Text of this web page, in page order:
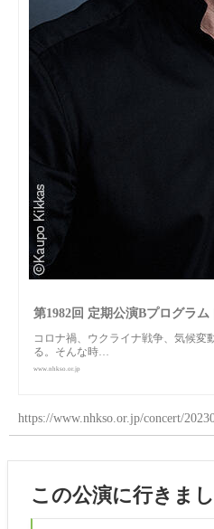
第1982回 定期公演Bプログラ
コロナ禍、ウクライナ戦争、気候
る。そんな時…
www.nhkso.or.jp
https://www.nhkso.or.jp/concert/
この公演に行きま